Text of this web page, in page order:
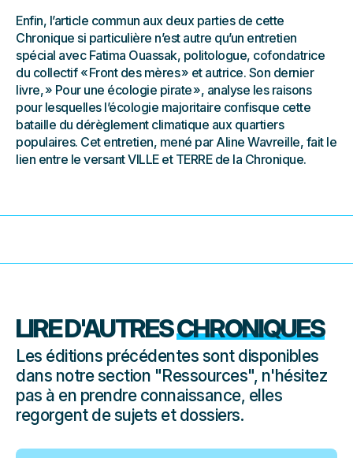
Enfin, l’article commun aux deux parties de cette
Chronique si particulière n’est autre qu’un entretien
spécial avec Fatima Ouassak, politologue, cofondatrice
du collectif « Front des mères » et autrice. Son dernier
livre, » Pour une écologie pirate », analyse les raisons
pour lesquelles l’écologie majoritaire confisque cette
bataille du dérèglement climatique aux quartiers
populaires. Cet entretien, mené par Aline Wavreille, fait le
lien entre le versant VILLE et TERRE de la Chronique.
LIRE D'AUTRESCHRONIQUES
Les éditions précédentes sont disponibles
dans notre section "Ressources", n'hésitez
pas à en prendre connaissance, elles
regorgent de sujets et dossiers.